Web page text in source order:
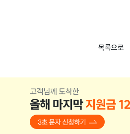
목록으로